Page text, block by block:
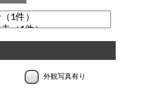
外観写真有り